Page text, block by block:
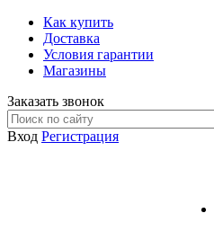
Как купить
Доставка
Условия гарантии
Магазины
Заказать звонок
Вход Регистрация